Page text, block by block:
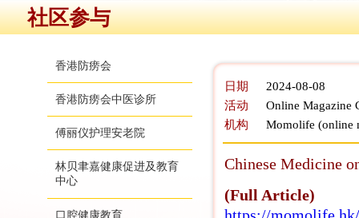
社区参与
香港防痨会
香港防痨会中医诊所
傅丽仪护理安老院
林贝聿嘉健康促进及教育
中心
口腔健康教育
日期
2024-08-08
活动
Online Magazine
机构
Momolife (online
Chinese Medicine
(Full Article)